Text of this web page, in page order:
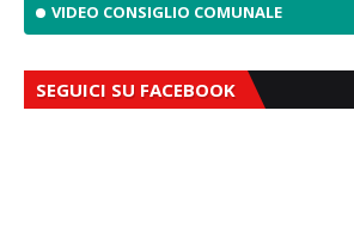
VIDEO CONSIGLIO COMUNALE
SEGUICI SU FACEBOOK